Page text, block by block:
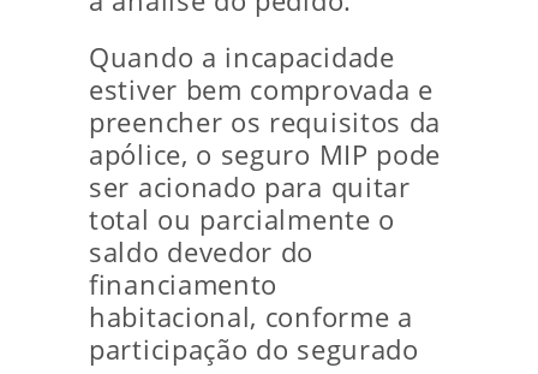
Quando a incapacidade
estiver bem comprovada e
preencher os requisitos da
apólice, o seguro MIP pode
ser acionado para quitar
total ou parcialmente o
saldo devedor do
financiamento
habitacional, conforme a
participação do segurado